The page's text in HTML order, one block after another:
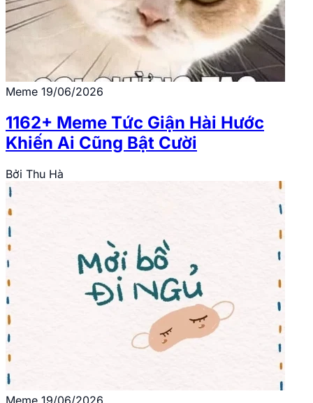
Meme 19/06/2026
1162+ Meme Tức Giận Hài Hước
Khiến Ai Cũng Bật Cười
Bởi Thu Hà
Meme 19/06/2026